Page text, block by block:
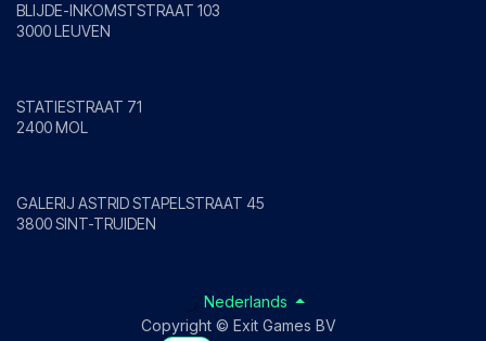
BLIJDE-INKOMSTSTRAAT 103
3000 LEUVEN
STATIESTRAAT 71
2400 MOL
GALERIJ ASTRID STAPELSTRAAT 45
3800 SINT-TRUIDEN
Copyright © Exit Games BV
Nederlands